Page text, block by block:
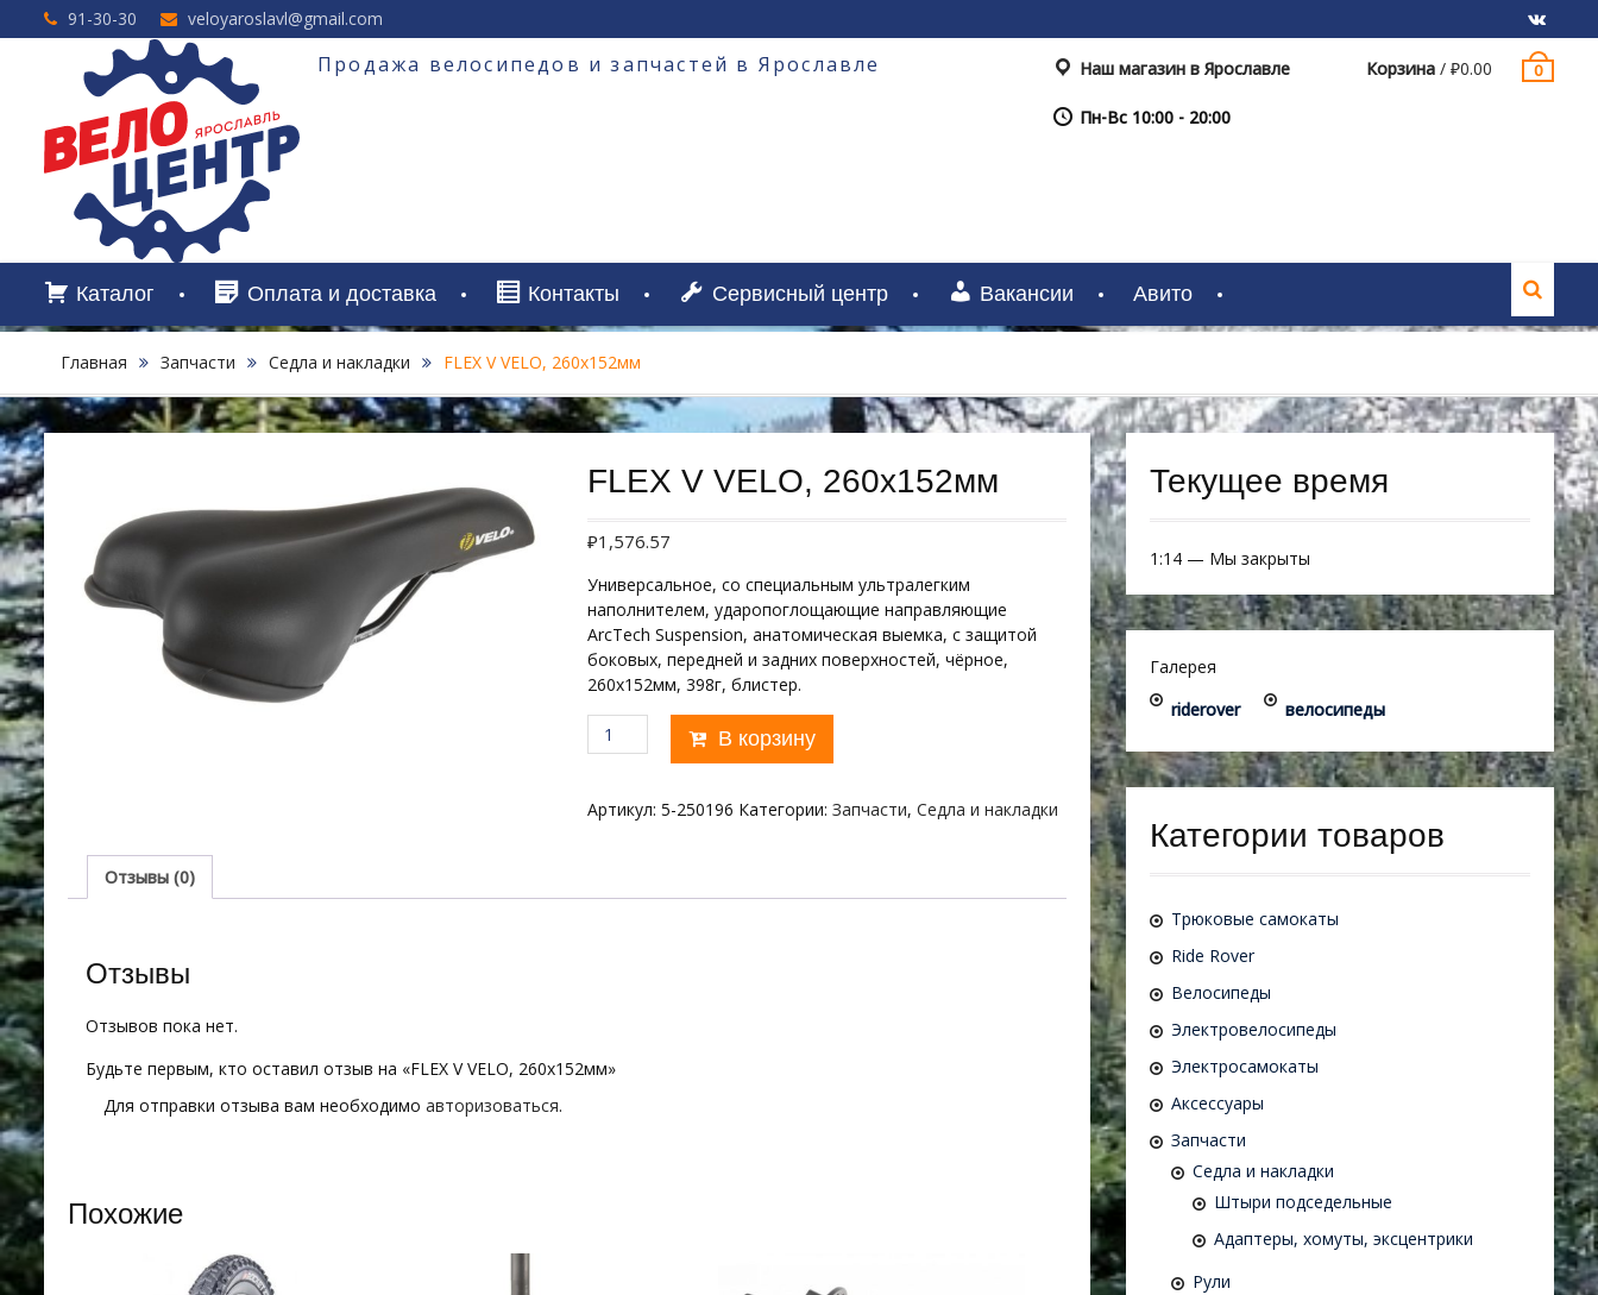
Перейти
к
91-30-30 veloyaroslavl@gmail.com
VK
Продажа велосипедов и запчастей в Ярославле Корзина / ₽0.00 0
Наш магазин в Ярославле
Пн-Вс 10:00 - 20:00
Каталог Оплата и доставка Контакты Сервисный центр Вакансии Авито
Главная Запчасти Седла и накладки FLEX V VELO, 260х152мм
FLEX V VELO, 260х152мм
₽1,576.57
Универсальное, со специальным ультралегким
наполнителем, ударопоглощающие направляющие
ArcTech Suspension, анатомическая выемка, с защитой
боковых, передней и задних поверхностей, чёрное,
260х152мм, 398г, блистер.
Количество
товара
V
VELO,
В корзину
Артикул: 5-250196 Категории: Запчасти, Седла и накладки
Отзывы (0)
Отзывы
Отзывов пока нет.
Будьте первым, кто оставил отзыв на «FLEX V VELO, 260х152мм»
Для отправки отзыва вам необходимо авторизоваться.
Похожие
Текущее время
1:14 — Мы закрыты
Галерея
riderover
велосипеды
Категории товаров
Трюковые самокаты
Ride Rover
Велосипеды
Электровелосипеды
Электросамокаты
Аксессуары
Запчасти
Седла и накладки
Штыри подседельные
Адаптеры, хомуты, эксцентрики
Рули